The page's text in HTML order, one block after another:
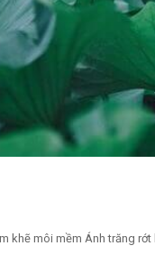
khẽ môi mềm Ánh trăng rớt